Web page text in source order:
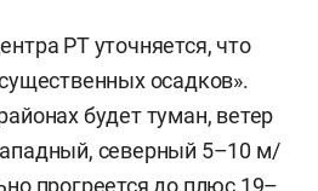
РТ уточняется, что
осадков».
будет туман, ветер
северный 5–10 м/
прогреется до плюс 19–